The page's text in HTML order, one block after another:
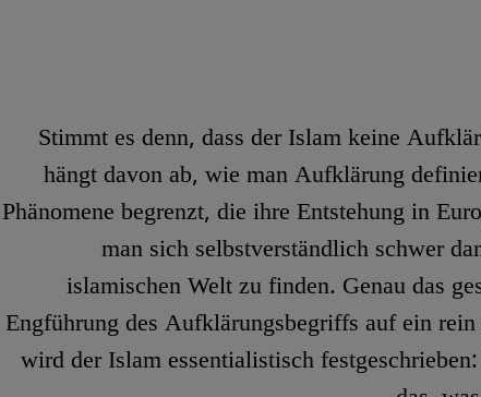
Stimmt es denn, dass der Islam keine
hängt davon ab, wie man Aufklärung
Phänomene begrenzt, die ihre Entstehung in
man sich selbstverständlich schwer
islamischen Welt zu finden. Genau das
Engführung des Aufklärungsbegriffs auf ein
wird der Islam essentialistisch